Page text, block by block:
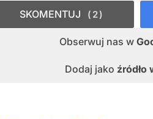
Obserwuj nas w
Dodaj jako źródło
SKOMENTUJ 2